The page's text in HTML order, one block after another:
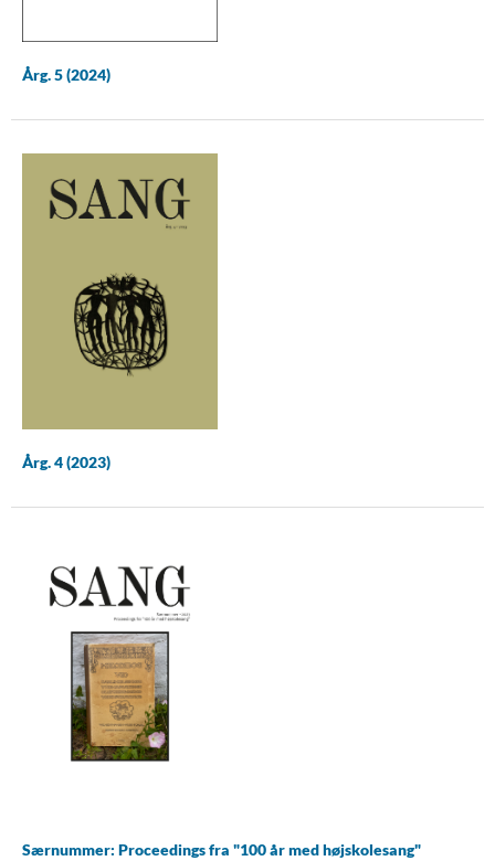
Årg. 5 (2024)
Årg. 4 (2023)
Særnummer: Proceedings fra "100 år med højskolesang"